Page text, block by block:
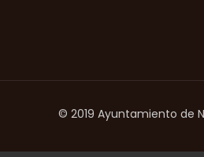
© 2019 Ayuntamiento de